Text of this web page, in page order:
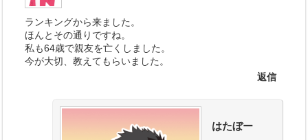
ランキングから来ました。
ほんとその通りですね。
私も64歳で親友を亡くしました。
今が大切、教えてもらいました。
返信
はたぼー